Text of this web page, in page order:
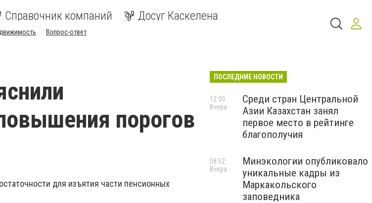
Справочник компаний Досуг Каскелена
Вопрос-ответ
порогов
для изъятия части пенсионных
ПОСЛЕДНИЕ НОВОСТИ
Среди стран Центральной
Азии Казахстан занял
первое место в рейтинге
благополучия
12:00
Вчера
Минэкологии опубликовало
уникальные кадры из
Маркакольского
заповедника
08:52
Вчера